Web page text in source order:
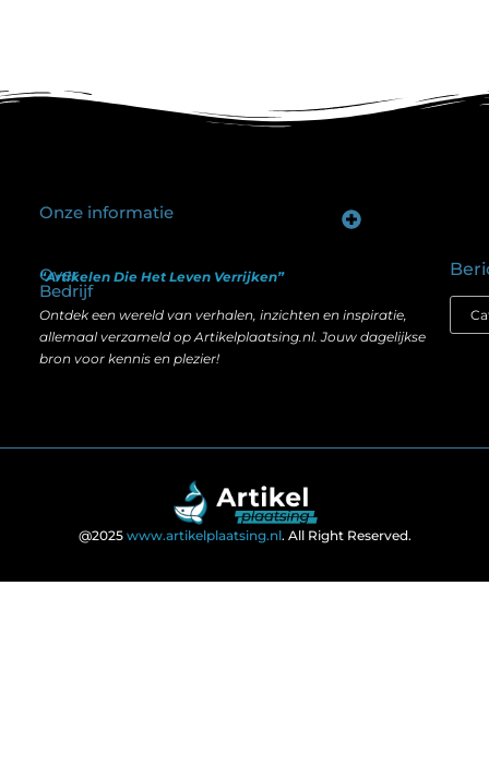
Over
Bedrijf
“Artikelen Die Het Leven Verrijken”
Ontdek een wereld van verhalen, inzichten en inspiratie,
allemaal verzameld op Artikelplaatsing.nl. Jouw dagelijkse
bron voor kennis en plezier!
Onze informatie
@2025 www.artikelplaatsing.nl. All Right Reserved.